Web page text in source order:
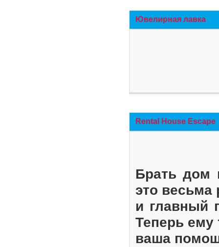
Ювелирная лавка
Rental House Escape
Брать дом
это весьма
и главный
Теперь ему
ваша